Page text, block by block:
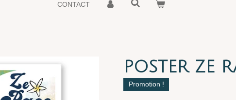
CONTACT
POSTER ZE
Promotion !